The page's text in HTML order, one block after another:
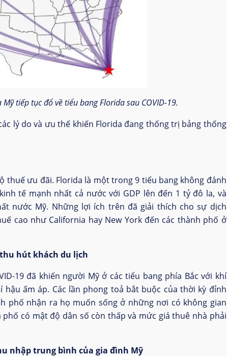
tiếp tục đổ về tiểu bang Florida sau COVID-19.
lý do và ưu thế khiến Florida đang thống trị bảng thống
thuế ưu đãi. Florida là một trong 9 tiểu bang không đánh
tế mạnh nhất cả nước với GDP lên đến 1 tỷ đô la, và
nước Mỹ. Những lợi ích trên đã giải thích cho sự dịch
cao như California hay New York đến các thành phố ở
hút khách du lịch
19 đã khiến người Mỹ ở các tiểu bang phía Bắc với khí
ấm áp. Các lần phong toả bắt buộc của thời kỳ đỉnh
phố nhận ra họ muốn sống ở những nơi có không gian
có mật độ dân số còn thấp và mức giá thuê nhà phải
nhập trung bình của gia đình Mỹ